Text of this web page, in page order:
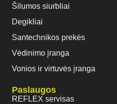
Šilumos siurbliai
Degikliai
Santechnikos prekės
Vėdinimo įranga
Vonios ir virtuvės įranga
Paslaugos
REFLEX servisas